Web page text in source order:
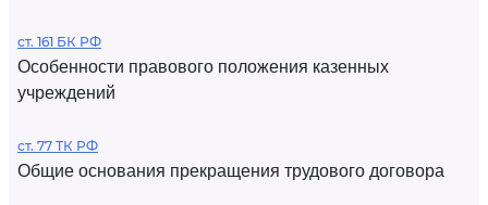
ст. 161 БК РФ
Особенности правового положения казенных
учреждений
ст. 77 ТК РФ
Общие основания прекращения трудового договора